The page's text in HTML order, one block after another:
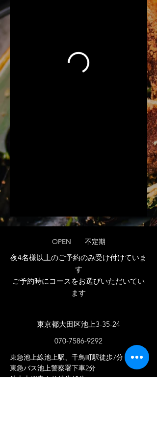
OPEN 不定期
夜4名様以上のご予約のみ受け付けていま
す
​ご予約時にコースをお選びいただいてい
ます
​東京都大田区池上3-35-24
070-7586-9292
東急池上線池上駅、千鳥町駅徒歩7分
東急バス池上警察署下車2分
池上本門寺より徒歩12分